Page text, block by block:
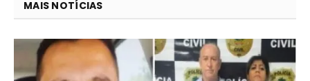
do
WhatsApp?
MAIS NOTÍCIAS